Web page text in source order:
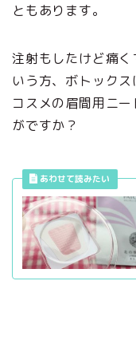
ともあります。
注射もしたけど痛
いう方、ボトック
コスメの眉間用ニ
がですか？